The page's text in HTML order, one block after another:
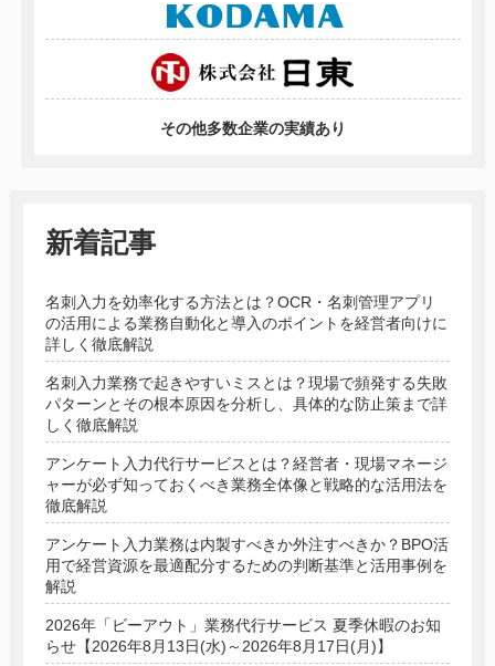
その他多数企業の実績あり
新着記事
名刺入力を効率化する方法とは？OCR・名刺管理アプリ
の活用による業務自動化と導入のポイントを経営者向けに
詳しく徹底解説
名刺入力業務で起きやすいミスとは？現場で頻発する失敗
パターンとその根本原因を分析し、具体的な防止策まで詳
しく徹底解説
アンケート入力代行サービスとは？経営者・現場マネージ
ャーが必ず知っておくべき業務全体像と戦略的な活用法を
徹底解説
アンケート入力業務は内製すべきか外注すべきか？BPO活
用で経営資源を最適配分するための判断基準と活用事例を
解説
2026年「ビーアウト」業務代行サービス 夏季休暇のお知
らせ【2026年8月13日(水)～2026年8月17日(月)】